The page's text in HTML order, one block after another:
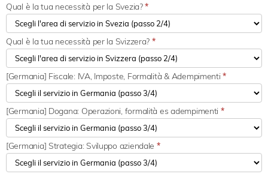
Qual è la tua necessità per la Svezia?*
Qual è la tua necessità per la Svizzera? *
[Germania] Fiscale: IVA, Imposte, Formalità & Adempimenti*
[Germania] Dogana: Operazioni, formalità es adempimenti *
[Germania] Strategia: Sviluppo aziendale *